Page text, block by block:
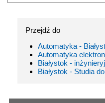
Przejdź do
Automatyka -
Automatyka
Białystok -
Białystok - Studia